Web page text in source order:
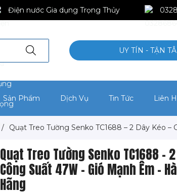
Điện nước Gia dụng Trọng Thủy
UY TÍN - TẬN
Sản Phẩm Dịch Vụ Tin Tức Liên
/ Quạt Treo Tường Senko TC1688 – 2 Dây Kéo
Quạt Treo Tường Senko TC1688 –
Công Suất 47W – Gió Mạnh Êm –
Hãng